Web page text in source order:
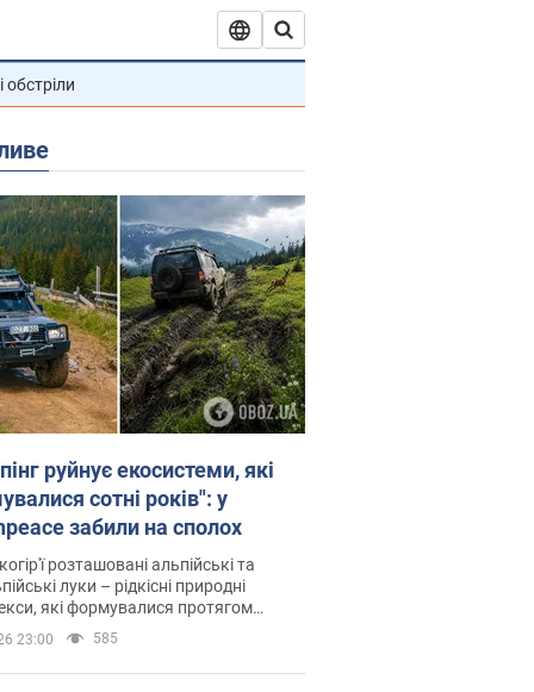
обстріли
руйнує екосистеми, які
сотні років": у
забили на сполох
розташовані альпійські та
луки – рідкісні природні
які формувалися протягом
23:00 585